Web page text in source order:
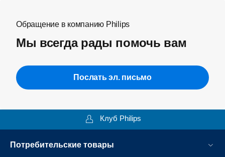
Обращение в компанию Philips
Мы всегда рады помочь вам
Послать эл. письмо
Клуб Philips
Потребительские товары